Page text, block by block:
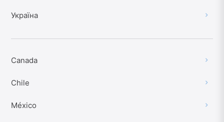
Україна
Canada
Chile
México